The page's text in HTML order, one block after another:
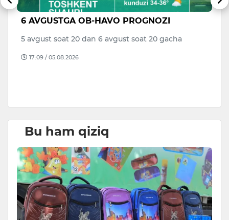
6 AVGUSTGA OB-HAVO PROGNOZI
5 avgust soat 20 dan 6 avgust soat 20 gacha
17:09 / 05.08.2026
Bu ham qiziq